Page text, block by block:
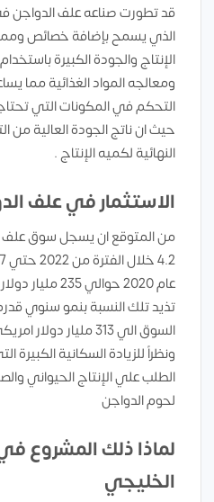
قد تطورت صناعه علف الدواجن
الذي يسمح بإضافة خصائص
الإنتاج والجودة الكبيرة
ومعالجه المواد الغذائية مما
التحكم في المكونات التي
حيث ان ناتج الجودة العالية من
النهائية لكميه الإنتاج .
الاستثمار في علف
من المتوقع ان يسجل سوق
عام 2020 حوالي
السوق الي 313 مليار دولار امريكي مع بلوغ عام 2028
ونظراً للزيادة السكانية
الطلب علي الإنتاج الحيواني
لحوم الدواجن
لماذا ذلك المشروع
الخليجي